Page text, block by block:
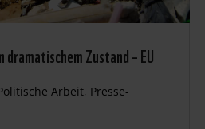
dramatischem Zustand – EU
Arbeit, Presse-